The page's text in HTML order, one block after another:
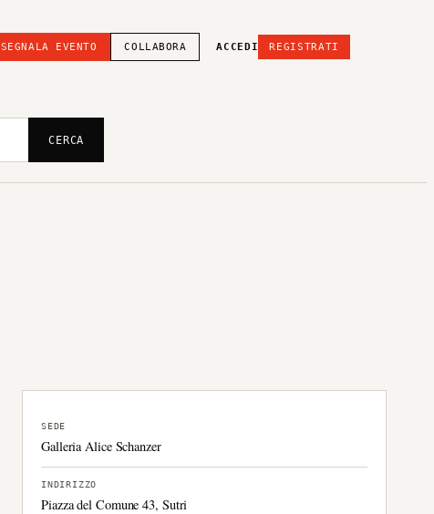
SEGNALA EVENTO COLLABORA ACCEDI REGISTRATI
CERCA
SEDE
Galleria Alice Schanzer
INDIRIZZO
Piazza del Comune 43, Sutri